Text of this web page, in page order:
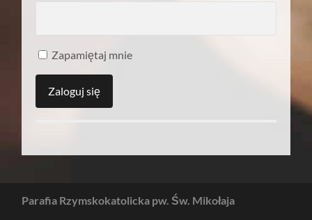
Zapamiętaj mnie
Parafia Rzymskokatolicka pw. Św. Mikołaja